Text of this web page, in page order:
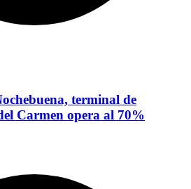
terminal de
Carmen opera al 70%